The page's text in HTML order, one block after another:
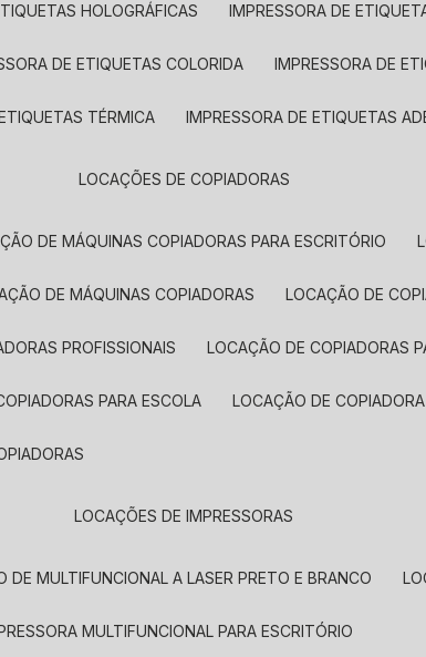
HOLOGRÁFICAS IMPRESSORA DE
DE ETIQUETAS COLORIDA IMPRESSORA DE
TÉRMICA IMPRESSORA DE ETIQUETAS
LOCAÇÕES DE COPIADORAS
DE MÁQUINAS COPIADORAS PARA ESCRITÓRIO
DE MÁQUINAS COPIADORAS LOCAÇÃO DE
PROFISSIONAIS LOCAÇÃO DE COPIADORAS
PARA ESCOLA LOCAÇÃO DE
LOCAÇÕES DE IMPRESSORAS
DE MULTIFUNCIONAL A LASER PRETO E BRANCO
MULTIFUNCIONAL PARA ESCRITÓRIO